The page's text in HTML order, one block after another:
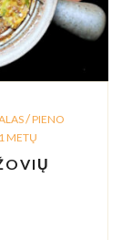
/PIENO
METŲ